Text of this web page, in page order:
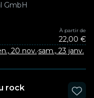
GmbH
À partir de
22,00 €
20 nov.·sam., 23 janv.
rock